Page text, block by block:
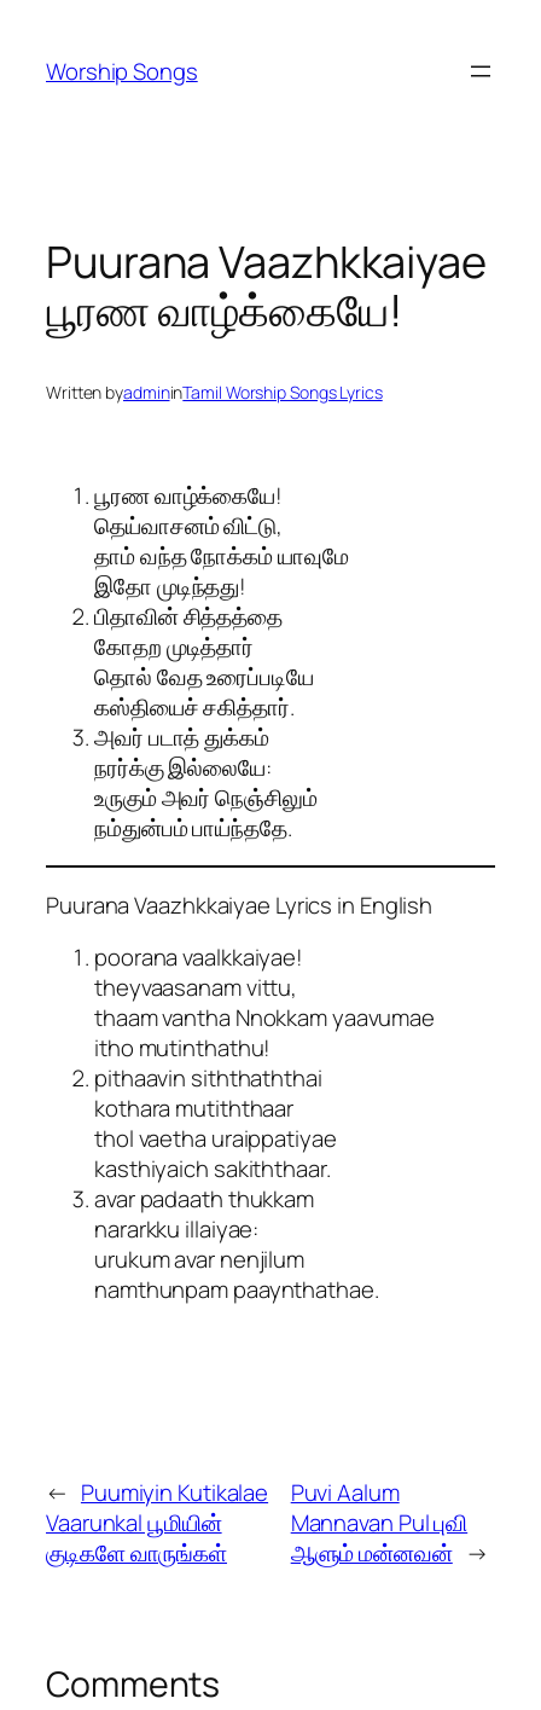
content
Worship Songs
Puurana Vaazhkkaiyae
பூரண வாழ்க்கையே!
Written byadmininTamil Worship Songs Lyrics
பூரண வாழ்க்கையே!
தெய்வாசனம் விட்டு,
தாம் வந்த நோக்கம் யாவுமே
இதோ முடிந்தது!
பிதாவின் சித்தத்தை
கோதற முடித்தார்
தொல் வேத உரைப்படியே
கஸ்தியைச் சகித்தார்.
அவர் படாத் துக்கம்
நரர்க்கு இல்லையே:
உருகும் அவர் நெஞ்சிலும்
நம்துன்பம் பாய்ந்ததே.
Puurana Vaazhkkaiyae Lyrics in English
poorana vaalkkaiyae!
theyvaasanam vittu,
thaam vantha Nnokkam yaavumae
itho mutinthathu!
pithaavin siththaththai
kothara mutiththaar
thol vaetha uraippatiyae
kasthiyaich sakiththaar.
avar padaath thukkam
nararkku illaiyae:
urukum avar nenjilum
namthunpam paaynthathae.
← Puumiyin Kutikalae
Vaarunkal பூமியின்
குடிகளே வாருங்கள்
Puvi Aalum
Mannavan Pul புவி
ஆளும் மன்னவன் →
Comments